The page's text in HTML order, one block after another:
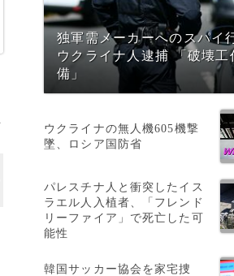
独軍需メーカーへのスパイ
ウクライナ人逮捕 「破壊工
備」
ウクライナの無人機605機撃
墜、ロシア国防省
パレスチナ人と衝突したイス
ラエル人入植者、「フレンド
リーファイア」で死亡した可
能性
韓国サッカー協会を家宅捜